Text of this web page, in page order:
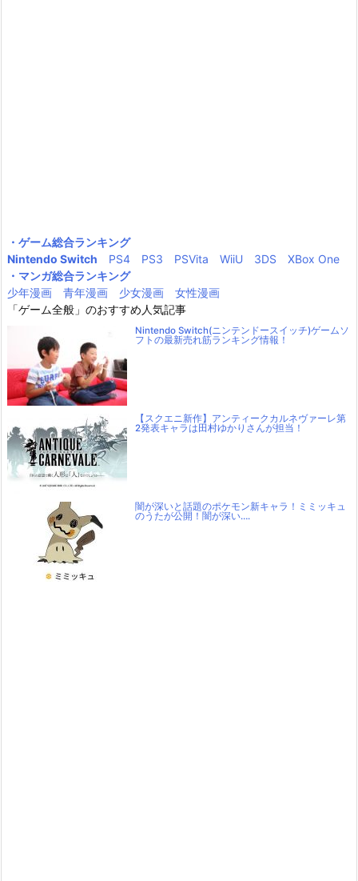
・ゲーム総合ランキング
Nintendo Switch
PS4 PS3 PSVita WiiU 3DS
XBox One
・マンガ総合ランキング
少年漫画
青年漫画 少女漫画
女性漫画
「ゲーム全般」のおすすめ人気記事
Nintendo Switch(ニンテンドースイッチ)ゲームソ
フトの最新売れ筋ランキング情報！
【スクエニ新作】アンティークカルネヴァーレ第
2発表キャラは田村ゆかりさんが担当！
闇が深いと話題のポケモン新キャラ！ミミッキュ
のうたが公開！闇が深い….